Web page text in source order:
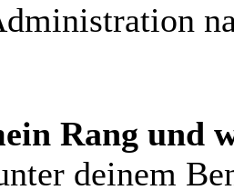
Rang und
deinem